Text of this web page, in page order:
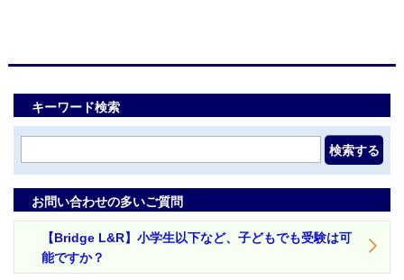
キーワード検索
検索する
お問い合わせの多いご質問
【Bridge L&R】小学生以下など、子どもでも受験は可
能ですか？